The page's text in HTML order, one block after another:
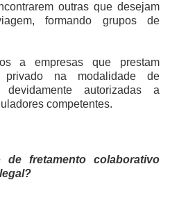
outras que desejam
formando grupos de
a empresas que prestam
privado na modalidade de
autorizadas a
competentes.
fretamento colaborativo